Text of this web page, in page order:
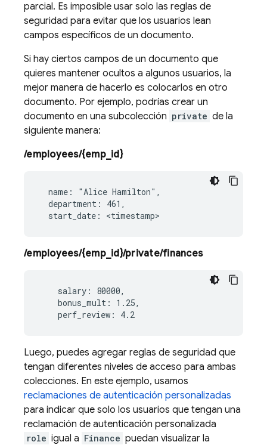
parcial. Es imposible usar solo las reglas de
seguridad para evitar que los usuarios lean
campos específicos de un documento.
Si hay ciertos campos de un documento que
quieres mantener ocultos a algunos usuarios, la
mejor manera de hacerlo es colocarlos en otro
documento. Por ejemplo, podrías crear un
documento en una subcolección private de la
siguiente manera:
/employees/{emp_id}
  name: "Alice Hamilton",
  department: 461,
/employees/{emp_id}/private/finances
    salary: 80000,
    bonus_mult: 1.25,
Luego, puedes agregar reglas de seguridad que
tengan diferentes niveles de acceso para ambas
colecciones. En este ejemplo, usamos
reclamaciones de autenticación personalizadas
para indicar que solo los usuarios que tengan una
reclamación de autenticación personalizada
role igual a Finance puedan visualizar la